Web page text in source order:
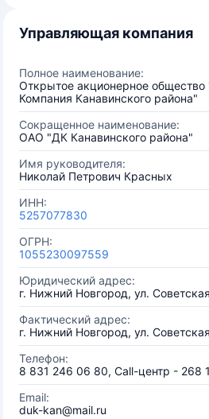
Управляющая компания
Полное наименование:
Открытое акционерное
Компания Канавинского района"
Сокращенное наименование:
ОАО "ДК Канавинского района"
Имя руководителя:
Николай Петрович Красных
ИНН:
5257077830
ОГРН:
1055230097559
Юридический адрес:
г. Нижний Новгород, ул.
Фактический адрес:
г. Нижний Новгород, ул.
Телефон:
8 831 246 06 80, Call-центр - 268
Email:
duk-kan@mail.ru